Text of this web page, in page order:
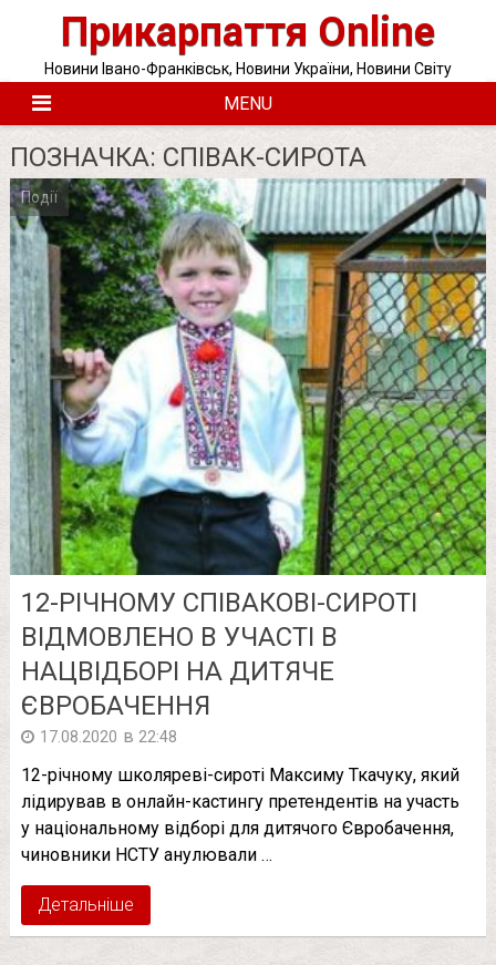
Прикарпаття Online
Новини Івано-Франківськ, Новини України, Новини Світу
MENU
ПОЗНАЧКА: СПІВАК-СИРОТА
Події
12-РІЧНОМУ СПІВАКОВІ-СИРОТІ
ВІДМОВЛЕНО В УЧАСТІ В
НАЦВІДБОРІ НА ДИТЯЧЕ
ЄВРОБАЧЕННЯ
17.08.2020 в 22:48
12-річному школяреві-сироті Максиму Ткачуку, який
лідирував в онлайн-кастингу претендентів на участь
у національному відборі для дитячого Євробачення,
чиновники НСТУ анулювали …
Детальніше